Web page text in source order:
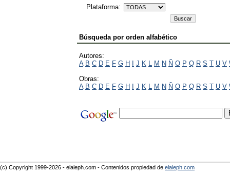
Plataforma:
Búsqueda por orden alfabético
Autores:
A B C D E F G H I J K L M N Ñ O P Q R S T U V
Obras:
A B C D E F G H I J K L M N Ñ O P Q R S T U V
(c) Copyright 1999-2026 - elaleph.com - Contenidos propiedad de elaleph.com